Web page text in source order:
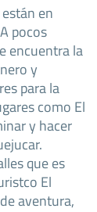
en
pocos
encuentra la
y
para la
como El
y hacer
que es
El
aventura,